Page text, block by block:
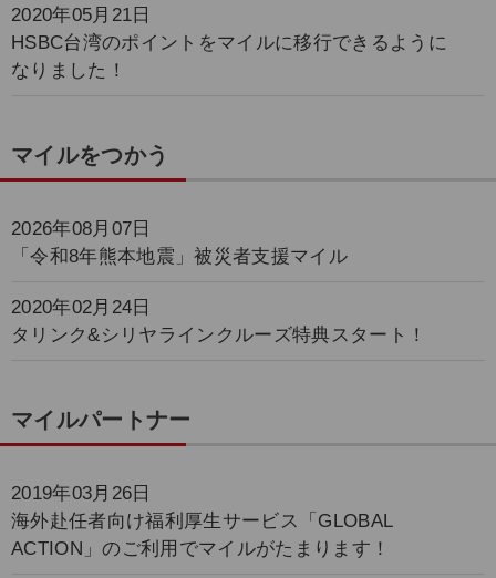
2020年05月21日
HSBC台湾のポイントをマイルに移行できるように
なりました！
マイルをつかう
2026年08月07日
「令和8年熊本地震」被災者支援マイル
2020年02月24日
タリンク&シリヤラインクルーズ特典スタート！
マイルパートナー
2019年03月26日
海外赴任者向け福利厚生サービス「GLOBAL
ACTION」のご利用でマイルがたまります！